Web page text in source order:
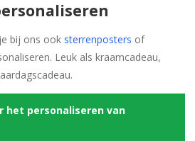
bij ons ook sterrenposters of
Leuk als kraamcadeau,
het personaliseren van